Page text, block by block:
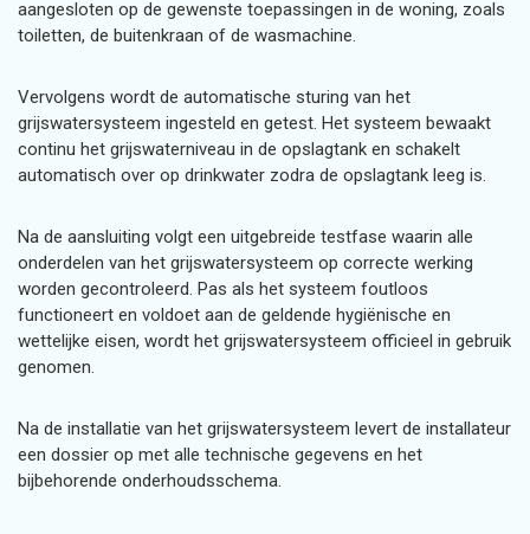
aangesloten op de gewenste toepassingen in de woning, zoals
toiletten, de buitenkraan of de wasmachine.
Vervolgens wordt de automatische sturing van het
grijswatersysteem ingesteld en getest. Het systeem bewaakt
continu het grijswaterniveau in de opslagtank en schakelt
automatisch over op drinkwater zodra de opslagtank leeg is.
Na de aansluiting volgt een uitgebreide testfase waarin alle
onderdelen van het grijswatersysteem op correcte werking
worden gecontroleerd. Pas als het systeem foutloos
functioneert en voldoet aan de geldende hygiënische en
wettelijke eisen, wordt het grijswatersysteem officieel in gebruik
genomen.
Na de installatie van het grijswatersysteem levert de installateur
een dossier op met alle technische gegevens en het
bijbehorende onderhoudsschema.